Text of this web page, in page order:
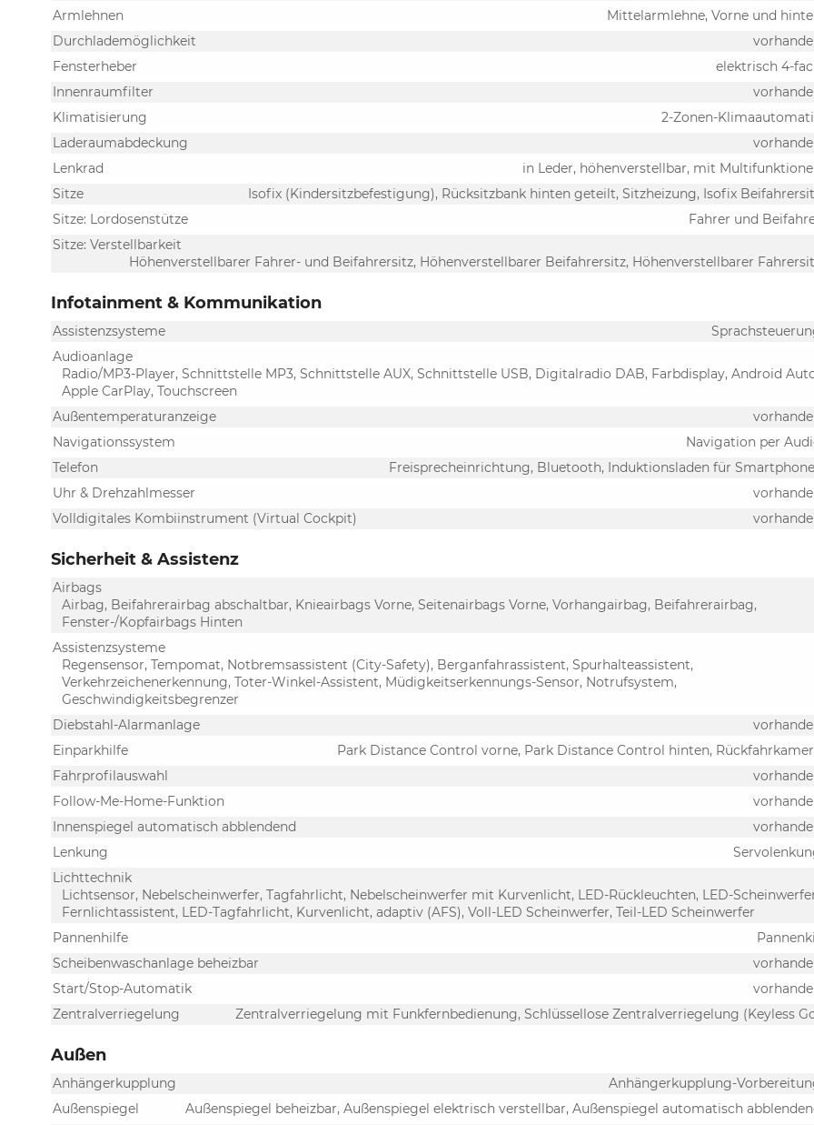
Armlehnen
Mittelarmlehne, Vorne und
Durchlademöglichkeit
Fensterheber
elektrisch 4-
Innenraumfilter
Klimatisierung
2-Zonen-
Laderaumabdeckung
Lenkrad
in Leder, höhenverstellbar, mit
Sitze
Isofix (Kindersitzbefestigung), Rücksitzbank hinten geteilt, Sitzheizung, Isofix
Sitze: Lordosenstütze
Fahrer und
Sitze: Verstellbarkeit
Höhenverstellbarer Fahrer- und Beifahrersitz, Höhenverstellbarer Beifahrersitz, Höhenverstellbarer
Infotainment & Kommunikation
Assistenzsysteme
Audioanlage
Radio/MP3-Player, Schnittstelle MP3, Schnittstelle AUX, Schnittstelle USB, Digitalradio DAB, Farbdisplay, Android
Apple CarPlay, Touchscreen
Außentemperaturanzeige
Navigationssystem
Navigation per
Telefon
Freisprecheinrichtung, Bluetooth, Induktionsladen für
Uhr & Drehzahlmesser
Volldigitales Kombiinstrument (Virtual Cockpit)
Sicherheit & Assistenz
Airbags
Airbag, Beifahrerairbag abschaltbar, Knieairbags Vorne, Seitenairbags Vorne, Vorhangairbag, Beifahrerairbag,
Fenster-/Kopfairbags Hinten
Assistenzsysteme
Regensensor, Tempomat, Notbremsassistent (City-Safety), Berganfahrassistent, Spurhalteassistent,
Verkehrzeichenerkennung, Toter-Winkel-Assistent, Müdigkeitserkennungs-Sensor, Notrufsystem,
Geschwindigkeitsbegrenzer
Diebstahl-Alarmanlage
Einparkhilfe
Park Distance Control vorne, Park Distance Control hinten,
Fahrprofilauswahl
Follow-Me-Home-Funktion
Innenspiegel automatisch abblendend
Lenkung
Lichttechnik
Lichtsensor, Nebelscheinwerfer, Tagfahrlicht, Nebelscheinwerfer mit Kurvenlicht, LED-Rückleuchten, LED-
Fernlichtassistent, LED-Tagfahrlicht, Kurvenlicht, adaptiv (AFS), Voll-LED Scheinwerfer, Teil-LED Scheinwerfer
Pannenhilfe
Scheibenwaschanlage beheizbar
Start/Stop-Automatik
Zentralverriegelung
Zentralverriegelung mit Funkfernbedienung, Schlüssellose Zentralverriegelung (Keyless
Außen
Anhängerkupplung
Anhängerkupplung-
Außenspiegel
Außenspiegel beheizbar, Außenspiegel elektrisch verstellbar, Außenspiegel automatisch